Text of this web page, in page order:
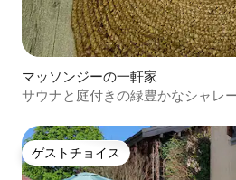
マッソンジーの一軒家
サウナと庭付きの緑豊かなシャレ
ゲストチョイス
ゲストチョイス